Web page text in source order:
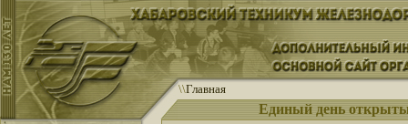
\\Главная
Единый день